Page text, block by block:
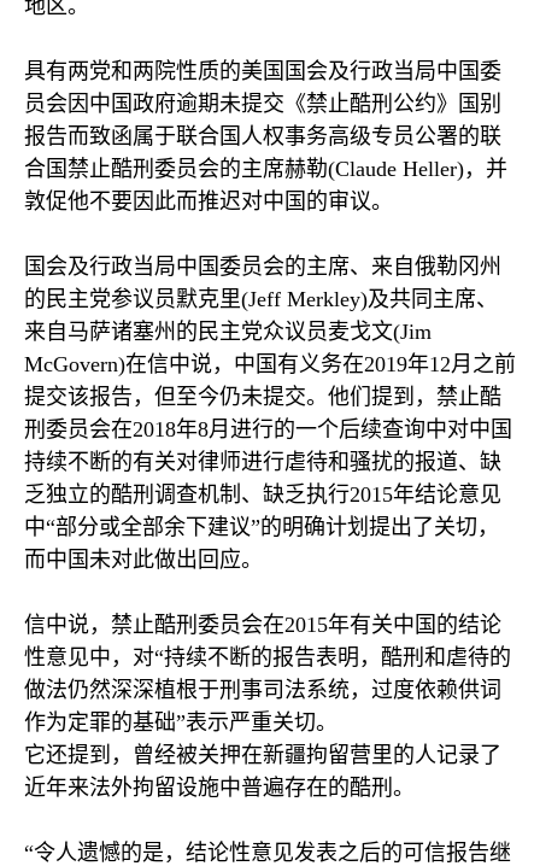
地区。
具有两党和两院性质的美国国会及行政当局中国委
员会因中国政府逾期未提交《禁止酷刑公约》国别
报告而致函属于联合国人权事务高级专员公署的联
合国禁止酷刑委员会的主席赫勒(Claude Heller)，并
敦促他不要因此而推迟对中国的审议。
国会及行政当局中国委员会的主席、来自俄勒冈州
的民主党参议员默克里(Jeff Merkley)及共同主席、
来自马萨诸塞州的民主党众议员麦戈文(Jim
McGovern)在信中说，中国有义务在2019年12月之前
提交该报告，但至今仍未提交。他们提到，禁止酷
刑委员会在2018年8月进行的一个后续查询中对中国
持续不断的有关对律师进行虐待和骚扰的报道、缺
乏独立的酷刑调查机制、缺乏执行2015年结论意见
中“部分或全部余下建议”的明确计划提出了关切，
而中国未对此做出回应。
信中说，禁止酷刑委员会在2015年有关中国的结论
性意见中，对“持续不断的报告表明，酷刑和虐待的
做法仍然深深植根于刑事司法系统，过度依赖供词
作为定罪的基础”表示严重关切。
它还提到，曾经被关押在新疆拘留营里的人记录了
近年来法外拘留设施中普遍存在的酷刑。
“令人遗憾的是，结论性意见发表之后的可信报告继